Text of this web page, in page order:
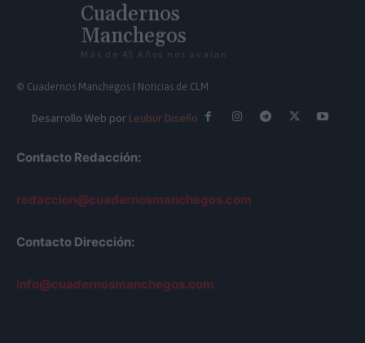
Cuadernos
Manchegos
Más de 45 Años nos avalan
© Cuadernos Manchegos | Noticias de CLM
Desarrollo Web por Leubur Diseño
Contacto Redacción:
redaccion@cuadernosmanchegos.com
Contacto Dirección:
info@cuadernosmanchegos.com